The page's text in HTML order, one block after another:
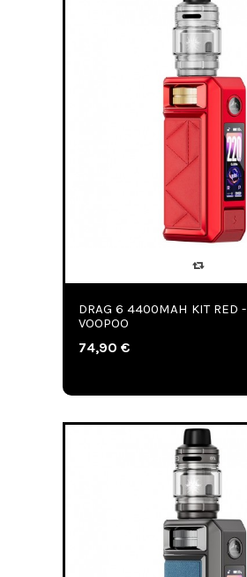
DRAG 6 4400MAH KIT RED -
VOOPOO
74,90 €